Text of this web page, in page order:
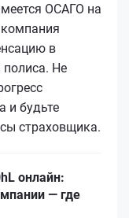
ОСАГО на
компания
в
полиса. Не
и будьте
страховщика.
онлайн:
— где